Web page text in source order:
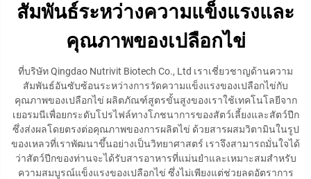
สัมพันธ์ระหว่างความแข็งแรงและ
คุณภาพของเปลือกไข่
ที่บริษัท Qingdao Nutrivit Biotech Co., Ltd เราเชี่ยวชาญด้านความ
สัมพันธ์อันซับซ้อนระหว่างการวัดความแข็งแรงของเปลือกไข่กับ
คุณภาพของเปลือกไข่ ผลิตภัณฑ์สูตรขั้นสูงของเราใช้เทคโนโลยีจาก
เยอรมนีเพื่อยกระดับโปรไฟล์ทางโภชนาการของสัตว์เลี้ยงและสัตว์ปีก
ซึ่งส่งผลโดยตรงต่อคุณภาพของการผลิตไข่ ด้วยสารผสมวิตามินในรูป
ของเหลวที่เราพัฒนาขึ้นอย่างเป็นวิทยาศาสตร์ เราจึงสามารถมั่นใจได้
ว่าสัตว์ปีกของท่านจะได้รับสารอาหารที่แม่นยำและเหมาะสมสำหรับ
ความสมบูรณ์แข็งแรงของเปลือกไข่ ซึ่งไม่เพียงแต่ช่วยลดอัตราการ